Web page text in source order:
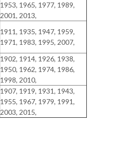
1953, 1965, 1977, 1989,
2001, 2013,
1911, 1935, 1947, 1959,
1971, 1983, 1995, 2007,
1902, 1914, 1926, 1938,
1950, 1962, 1974, 1986,
1998, 2010,
1907, 1919, 1931, 1943,
1955, 1967, 1979, 1991,
2003, 2015,